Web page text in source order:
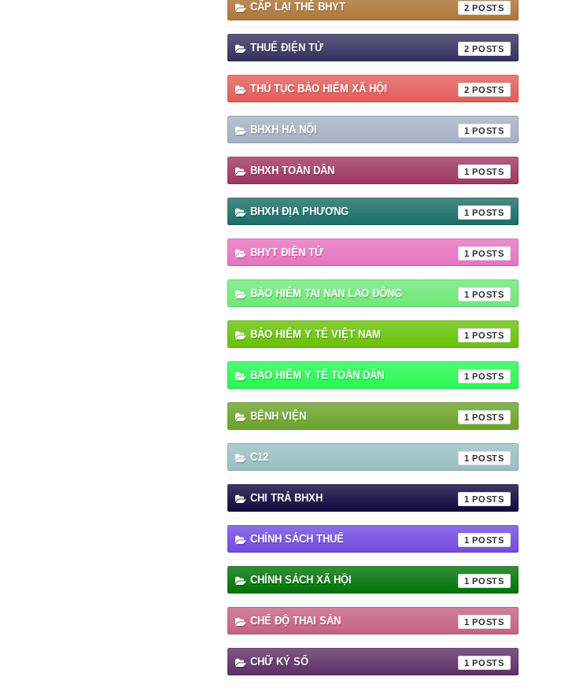
CẤP LẠI THẺ BHYT 2
THUẾ ĐIỆN TỬ 2
THỦ TỤC BẢO HIỂM XÃ HỘI 2
BHXH HÀ NỘI 1
BHXH TOÀN DÂN 1
BHXH ĐỊA PHƯƠNG 1
BHYT ĐIỆN TỬ 1
BẢO HIỂM TAI NAN LAO ĐÔNG 1
BẢO HIỂM Y TẾ VIỆT NAM 1
BẢO HIỂM Y TẾ TOÀN DÂN 1
BỆNH VIỆN 1
C12 1
CHI TRẢ BHXH 1
CHÍNH SÁCH THUẾ 1
CHÍNH SÁCH XÃ HỘI 1
CHẾ ĐỘ THAI SẢN 1
CHỮ KÝ SỐ 1